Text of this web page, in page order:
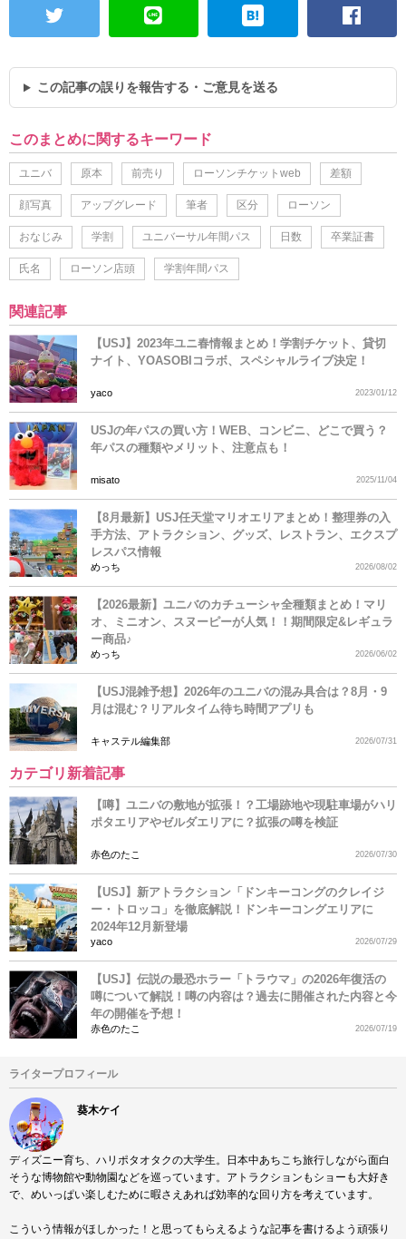
この記事の誤りを報告する・ご意見を送る
このまとめに関するキーワード
ユニバ 原本 前売り ローソンチケットweb 差額
顔写真 アップグレード 筆者 区分 ローソン
おなじみ 学割 ユニバーサル年間パス 日数 卒業証書
氏名 ローソン店頭 学割年間パス
関連記事
【USJ】2023年ユニ春情報まとめ！学割チケット、貸切
ナイト、YOASOBIコラボ、スペシャルライブ決定！
yaco 2023/01/12
USJの年パスの買い方！WEB、コンビニ、どこで買う？
年パスの種類やメリット、注意点も！
misato 2025/11/04
【8月最新】USJ任天堂マリオエリアまとめ！整理券の入
手方法、アトラクション、グッズ、レストラン、エクスプ
レスパス情報
めっち 2026/08/02
【2026最新】ユニバのカチューシャ全種類まとめ！マリ
オ、ミニオン、スヌーピーが人気！！期間限定&レギュラ
ー商品♪
めっち 2026/06/02
【USJ混雑予想】2026年のユニバの混み具合は？8月・9
月は混む？リアルタイム待ち時間アプリも
キャステル編集部 2026/07/31
カテゴリ新着記事
【噂】ユニバの敷地が拡張！？工場跡地や現駐車場がハリ
ポタエリアやゼルダエリアに？拡張の噂を検証
赤色のたこ 2026/07/30
【USJ】新アトラクション「ドンキーコングのクレイジ
ー・トロッコ」を徹底解説！ドンキーコングエリアに
2024年12月新登場
yaco 2026/07/29
【USJ】伝説の最恐ホラー「トラウマ」の2026年復活の
噂について解説！噂の内容は？過去に開催された内容と今
年の開催を予想！
赤色のたこ 2026/07/19
ライタープロフィール
葵木ケイ
ディズニー育ち、ハリポタオタクの大学生。日本中あちこち旅行しながら面白
そうな博物館や動物園などを巡っています。アトラクションもショーも大好き
で、めいっぱい楽しむために暇さえあれば効率的な回り方を考えています。
こういう情報がほしかった！と思ってもらえるような記事を書けるよう頑張り